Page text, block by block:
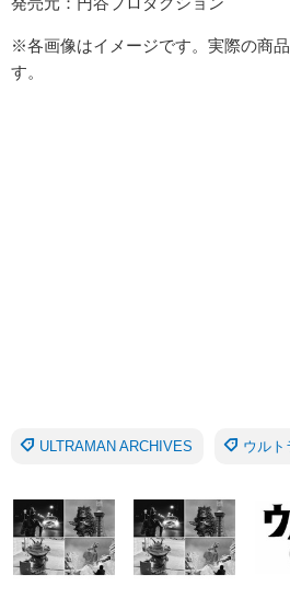
※各画像はイメージです。実際の商
す。
ULTRAMAN ARCHIVES ウルト